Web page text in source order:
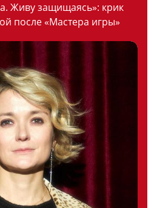
Живу защищаясь»: крик
после «Мастера игры»